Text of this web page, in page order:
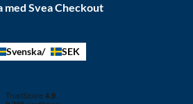
med Svea Checkout
Svenska SEK